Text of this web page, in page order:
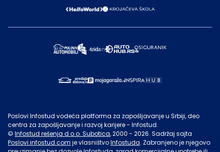
Poslovi Infostud vodeća platforma za zapošljavanje u Srbiji, deo
centra za zapošljavanje i razvoj karijere - Infostud.
© Infostud rešenja d.o.o. Subotica, 2000 - 2026. Sadržaj sajta
Poslovi.infostud.com je vlasništvoInfostuda. Zabranjeno je njegovo